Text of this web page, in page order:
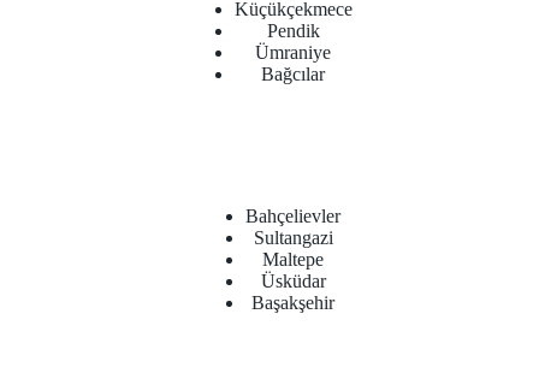
Küçükçekmece
Pendik
Ümraniye
Bağcılar
Bahçelievler
Sultangazi
Maltepe
Üsküdar
Başakşehir